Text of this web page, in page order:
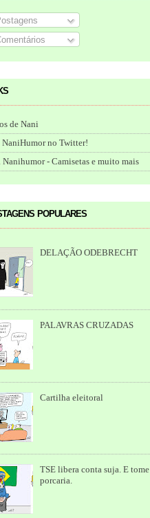
de Nani
NaniHumor no Twitter!
- Camisetas e muito mais
populares
DELAÇÃO ODEBRECHT
PALAVRAS CRUZADAS
Cartilha eleitoral
TSE libera conta suja. E tome
porcaria.